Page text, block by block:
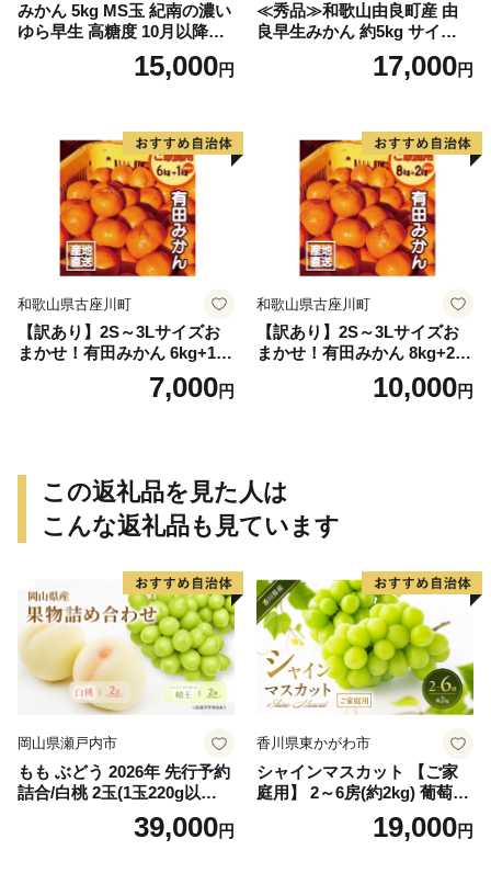
みかん 5kg MS玉 紀南の濃い
ゆら早生 高糖度 10月以降発
送 マルチ被覆栽培15,000円
≪秀品≫和歌山由良町産 由
良早生みかん 約5kg サイズお
まかせ【sml106C】17,000円
和歌山県古座川町
【訳あり】2S～3Lサイズお
まかせ！有田みかん 6kg+1kg
保証分 11月から12月下旬ま
でに順次発送致します。 / 訳
7,000円
和歌山県古座川町
【訳あり】2S～3Lサイズお
まかせ！有田みかん 8kg+2kg
保証分 11月から12月下旬ま
でに順次発送致します。 / 訳
10,000円
この返礼品を見た人は
こんな返礼品も見ています
岡山県瀬戸内市
もも ぶどう 2026年 先行予約
詰合/白桃 2玉(1玉220g以
上)・シャインマスカット 晴
39,000円
香川県東かがわ市
シャインマスカット 【ご家
庭用】 2～6房(約2kg) 葡萄 ぶ
どう ブドウ フルーツ 果物 く
だもの 果実 旬の果物 旬のフ
19,000円